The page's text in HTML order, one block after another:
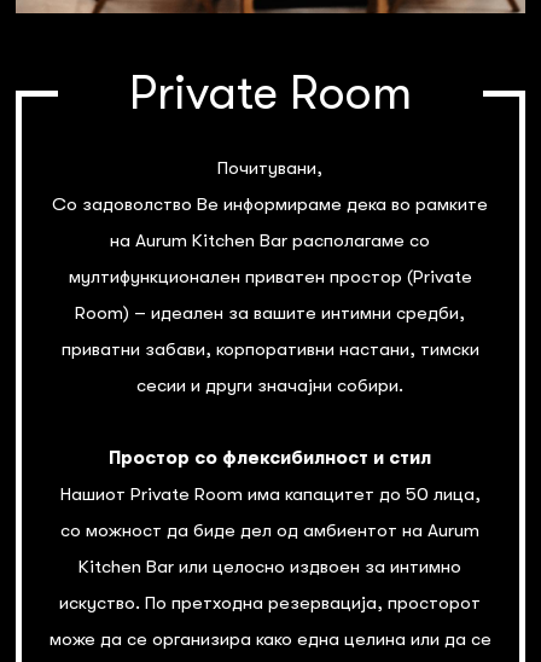
Private Room
Почитувани,
Со задоволство Ве информираме дека во рамките
на Aurum Kitchen Bar располагаме со
мултифункционален приватен простор (Private
Room) – идеален за вашите интимни средби,
приватни забави, корпоративни настани, тимски
сесии и други значајни собири.
Простор со флексибилност и стил
Нашиот Private Room има капацитет до 50 лица,
со можност да биде дел од амбиентот на Aurum
Kitchen Bar или целосно издвоен за интимно
искуство. По претходна резервација, просторот
може да се организира како една целина или да се